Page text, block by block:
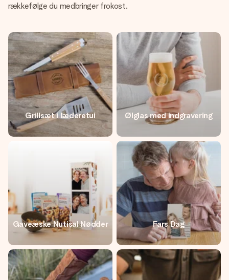
rækkefølge du medbringer frokost.
Grillsæt i læderetui Ølglas med indgravering
Gaveæske Nutisal Nødder Fars Dag